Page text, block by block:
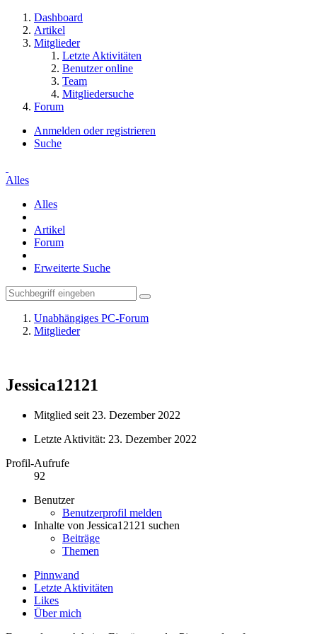
Dashboard
Artikel
Mitglieder
Letzte Aktivitäten
Benutzer online
Team
Mitgliedersuche
Forum
Anmelden oder registrieren
Suche
Alles
Alles
Artikel
Forum
Erweiterte Suche
Unabhängiges PC-Forum
Mitglieder
Jessica12121
Mitglied seit 23. Dezember 2022
Letzte Aktivität: 23. Dezember 2022
Profil-Aufrufe
92
Benutzer
Benutzerprofil melden
Inhalte von Jessica12121 suchen
Beiträge
Themen
Pinnwand
Letzte Aktivitäten
Likes
Über mich